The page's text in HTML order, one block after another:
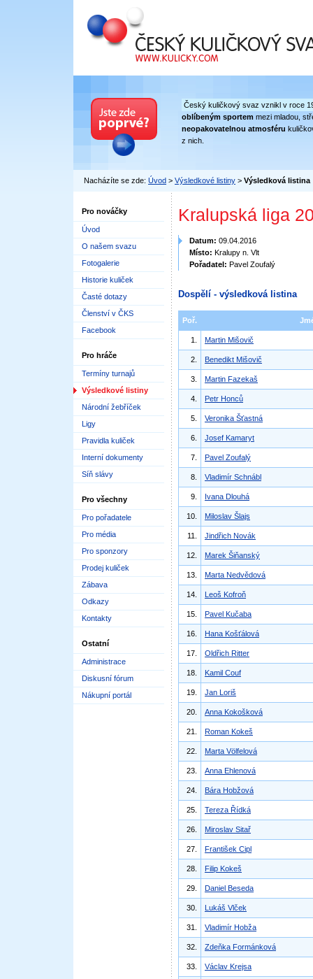
Český kuličkový svaz
Český kuličkový svaz vznikl v roce
oblíbeným sportem mezi mladou,
neopakovatelnou atmosféru
z nich.
Nacházíte se zde: Úvod > Výsledkové listiny > Výsledková listina
Pro nováčky
Úvod
O našem svazu
Fotogalerie
Historie kuliček
Časté dotazy
Členství v ČKS
Facebook
Pro hráče
Termíny turnajů
Výsledkové listiny
Národní žebříček
Ligy
Pravidla kuliček
Interní dokumenty
Síň slávy
Pro všechny
Pro pořadatele
Pro média
Pro sponzory
Prodej kuliček
Zábava
Odkazy
Kontakty
Ostatní
Administrace
Diskusní fórum
Nákupní portál
Kralupská liga
Datum: 09.04.2016
Místo: Kralupy n. Vlt
Pořadatel: Pavel Zoufalý
Dospělí - výsledková listina
Poř.
1. Martin Mišovič
2. Benedikt Mišovič
3. Martin Fazekaš
4. Petr Honců
5. Veronika Šťastná
6. Josef Kamaryt
7. Pavel Zoufalý
8. Vladimír Schnábl
9. Ivana Dlouhá
10. Miloslav Šlajs
11. Jindřich Novák
12. Marek Šiňanský
13. Marta Nedvědová
14. Leoš Kofroň
15. Pavel Kučaba
16. Hana Košťálová
17. Oldřich Ritter
18. Kamil Couf
19. Jan Loriš
20. Anna Kokošková
21. Roman Kokeš
22. Marta Völfelová
23. Anna Ehlenová
24. Bára Hobžová
25. Tereza Řídká
26. Miroslav Sitař
27. František Cipl
28. Filip Kokeš
29. Daniel Beseda
30. Lukáš Vlček
31. Vladimír Hobža
32. Zdeňka Formánková
33. Václav Krejsa